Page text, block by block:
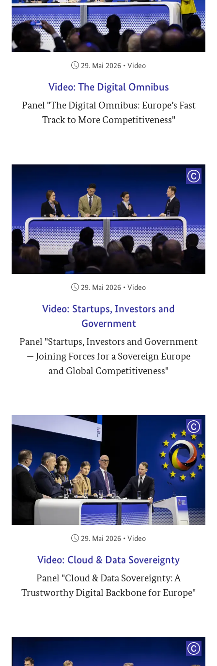
Veröffentlicht am:
29. Mai 2026 • Video
Video: The Digital Omnibus
Panel "The Digital Omnibus: Europe’s Fast
Track to More Competitiveness"
Veröffentlicht am:
29. Mai 2026 • Video
Video: Startups, Investors and
Government
Panel "Startups, Investors and Government
— Joining Forces for a Sovereign Europe
and Global Competitiveness"
Veröffentlicht am:
29. Mai 2026 • Video
Video: Cloud & Data Sovereignty
Panel "Cloud & Data Sovereignty: A
Trustworthy Digital Backbone for Europe"